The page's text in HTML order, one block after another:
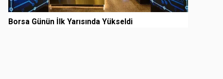
Borsa Günün İlk Yarısında Yükseldi